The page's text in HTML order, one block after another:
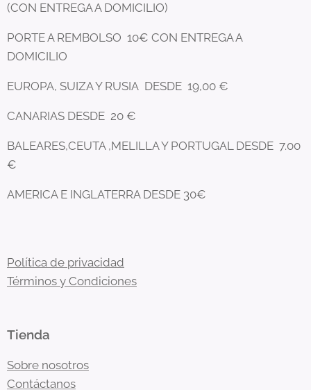
(CON ENTREGA A DOMICILIO)
PORTE A REMBOLSO 10€ CON ENTREGA A
DOMICILIO
EUROPA, SUIZA Y RUSIA DESDE 19,00 €
CANARIAS DESDE 20 €
BALEARES,CEUTA ,MELILLA Y PORTUGAL DESDE 7.00
€
AMERICA E INGLATERRA DESDE 30€
Política de privacidad
Términos y Condiciones
Tienda
Sobre nosotros
Contáctanos